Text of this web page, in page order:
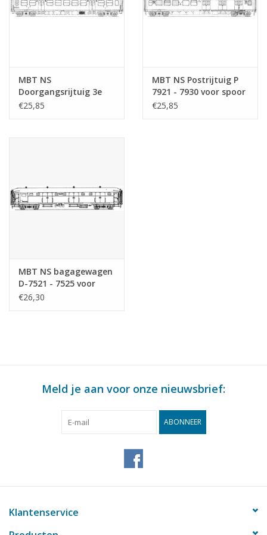
MBT NS
Doorgangsrijtuig 3e
klasse C 6601 - 6714
€25,85
MBT NS Postrijtuig P
7921 - 7930 voor spoor
0 - Bouwtekening
€25,85
MBT NS bagagewagen
D-7521 - 7525 voor
spoor 0 -
€26,30
Meld je aan voor onze nieuwsbrief:
ABONNEER
Klantenservice